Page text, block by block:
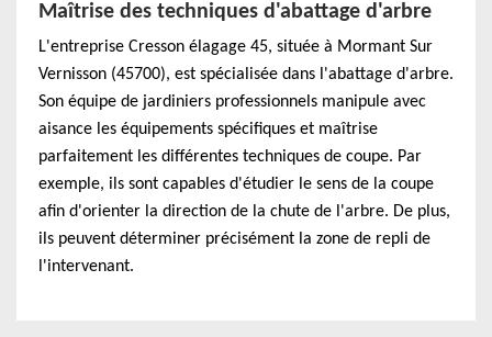
Maîtrise des techniques d'abattage d'arbre
L'entreprise Cresson élagage 45, située à Mormant Sur
Vernisson (45700), est spécialisée dans l'abattage d'arbre.
Son équipe de jardiniers professionnels manipule avec
aisance les équipements spécifiques et maîtrise
parfaitement les différentes techniques de coupe. Par
exemple, ils sont capables d'étudier le sens de la coupe
afin d'orienter la direction de la chute de l'arbre. De plus,
ils peuvent déterminer précisément la zone de repli de
l'intervenant.